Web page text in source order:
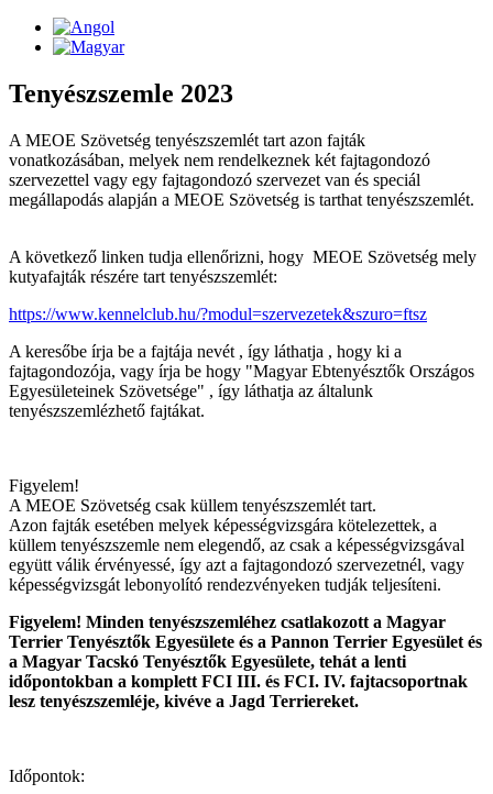
Tenyészszemle 2023
A MEOE Szövetség tenyészszemlét tart azon fajták
vonatkozásában, melyek nem rendelkeznek két fajtagondozó
szervezettel vagy egy fajtagondozó szervezet van és speciál
megállapodás alapján a MEOE Szövetség is tarthat tenyészszemlét.
A következő linken tudja ellenőrizni, hogy MEOE Szövetség mely
kutyafajták részére tart tenyészszemlét:
https://www.kennelclub.hu/?modul=szervezetek&szuro=ftsz
A keresőbe írja be a fajtája nevét , így láthatja , hogy ki a
fajtagondozója, vagy írja be hogy "Magyar Ebtenyésztők Országos
Egyesületeinek Szövetsége" , így láthatja az általunk
tenyészszemlézhető fajtákat.
Figyelem!
A MEOE Szövetség csak küllem tenyészszemlét tart.
Azon fajták esetében melyek képességvizsgára kötelezettek, a
küllem tenyészszemle nem elegendő, az csak a képességvizsgával
együtt válik érvényessé, így azt a fajtagondozó szervezetnél, vagy
képességvizsgát lebonyolító rendezvényeken tudják teljesíteni.
Figyelem! Minden tenyészszemléhez csatlakozott a Magyar
Terrier Tenyésztők Egyesülete és a Pannon Terrier Egyesület és
a Magyar Tacskó Tenyésztők Egyesülete, tehát a lenti
időpontokban a komplett FCI III. és FCI. IV. fajtacsoportnak
lesz tenyészszemléje, kivéve a Jagd Terriereket.
Időpontok: